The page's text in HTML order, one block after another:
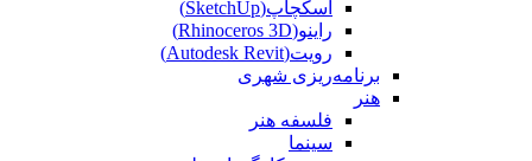
اسکچاپ(SketchUp)
راینو(Rhinoceros 3D)
رویت(Autodesk Revit)
برنامه‌ریزی شهری
هنر
فلسفه هنر
سینما